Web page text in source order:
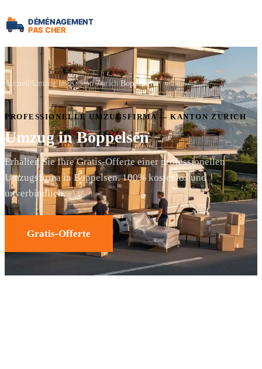
Accueil Umzug im Kanton Zurich Boppelsen
PROFESSIONELLE UMZUGSFIRMA — KANTON ZURICH
Umzug in Boppelsen
Erhalten Sie Ihre Gratis-Offerte einer professionellen
Umzugsfirma in Boppelsen. 100% kostenlos und
unverbindlich.
Gratis-Offerte